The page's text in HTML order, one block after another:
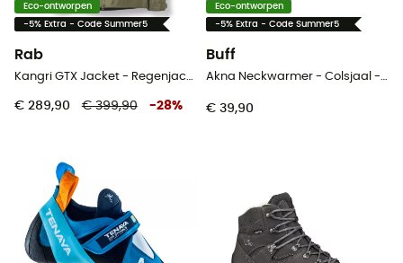
Eco-ontworpen
-5% Extra - Code Summer5
Rab
Kangri GTX Jacket - Regenjack - Dames
€ 289,90 € 399,90 -28%
Eco-ontworpen
-5% Extra - Code Summer5
Buff
Akna Neckwarmer - Colsjaal - Dames
€ 39,90